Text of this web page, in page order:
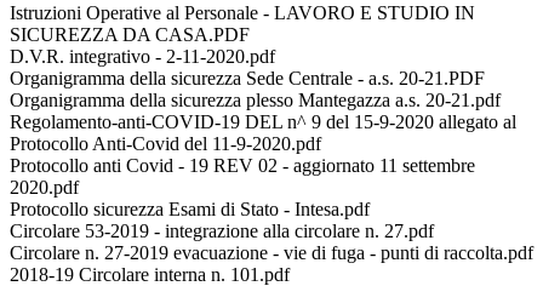
Istruzioni Operative al Personale - LAVORO E STUDIO IN
SICUREZZA DA CASA.PDF
D.V.R. integrativo - 2-11-2020.pdf
Organigramma della sicurezza Sede Centrale - a.s. 20-21.PDF
Organigramma della sicurezza plesso Mantegazza a.s. 20-21.pdf
Regolamento-anti-COVID-19 DEL n^ 9 del 15-9-2020 allegato al
Protocollo Anti-Covid del 11-9-2020.pdf
Protocollo anti Covid - 19 REV 02 - aggiornato 11 settembre
2020.pdf
Protocollo sicurezza Esami di Stato - Intesa.pdf
Circolare 53-2019 - integrazione alla circolare n. 27.pdf
Circolare n. 27-2019 evacuazione - vie di fuga - punti di raccolta.pdf
2018-19 Circolare interna n. 101.pdf